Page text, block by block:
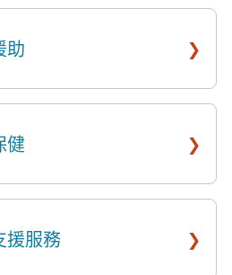
助 ›
健 ›
援服務 ›